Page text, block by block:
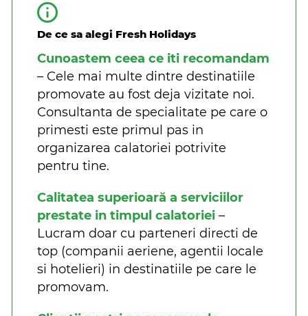
De ce sa alegi Fresh Holidays
Cunoastem ceea ce iti recomandam
– Cele mai multe dintre destinatiile
promovate au fost deja vizitate noi.
Consultanta de specialitate pe care o
primesti este primul pas in
organizarea calatoriei potrivite
pentru tine.
Calitatea superioară a serviciilor
prestate in timpul calatoriei –
Lucram doar cu parteneri directi de
top (companii aeriene, agentii locale
si hotelieri) in destinatiile pe care le
promovam.